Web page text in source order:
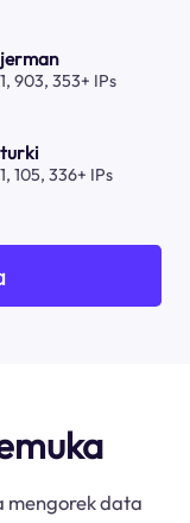
jerman
1, 903, 353+ IPs
turki
1, 105, 336+ IPs
mengorek data